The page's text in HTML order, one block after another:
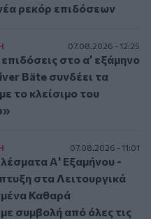
ρεκόρ επιδόσεων
07.08.2026 - 12:25
στο α’ εξάμηνο
Bäte συνδέει τα
το κλείσιμο του
07.08.2026 - 11:01
Α' Εξαμήνου -
στα Λειτουργικά
Καθαρά
συμβολή από όλες τις